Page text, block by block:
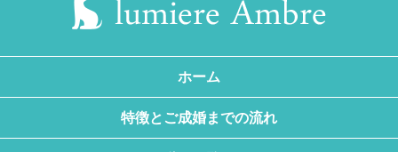
ホーム
特徴とご成婚までの流れ